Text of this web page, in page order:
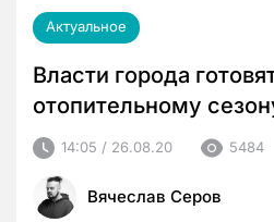
Актуальное
Власти города
отопительному
14:05 / 26.08.20 5484
Вячеслав Серов